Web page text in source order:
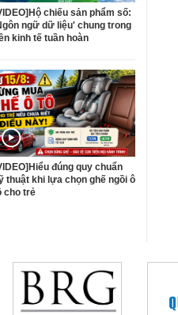
chiếu sản phẩm số:
ngữ dữ liệu' chung trong
kinh tế tuần hoàn
đúng quy chuẩn
thuật khi lựa chọn ghế ngồi ô
cho trẻ